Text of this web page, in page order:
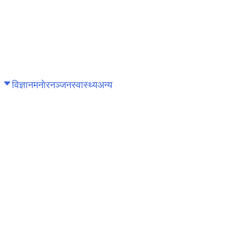
विज्ञानमनाेरनञ्जनस्वास्थ्यअन्य